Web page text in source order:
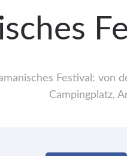
Festival:
Campingplatz,